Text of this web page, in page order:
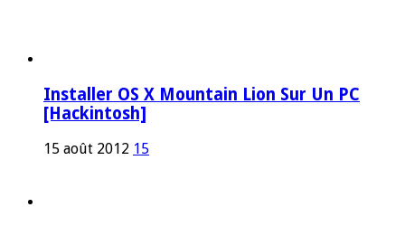
Installer OS X Mountain Lion Sur Un PC
[Hackintosh]
15 août 2012 15